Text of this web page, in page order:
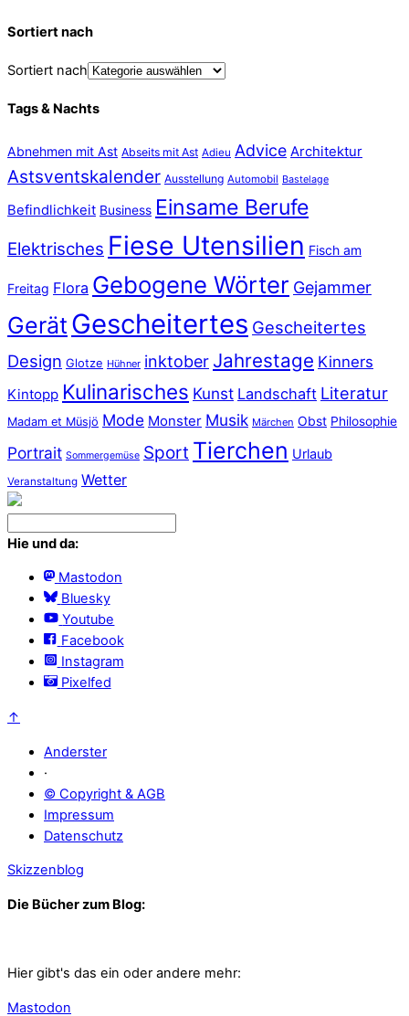
Sortiert nach
Sortiert nach
Tags & Nachts
Abnehmen mit Ast Abseits mit Ast Adieu Advice Architektur
Astsventskalender Ausstellung Automobil Bastelage
Befindlichkeit Business Einsame Berufe
Elektrisches Fiese Utensilien Fisch am
Freitag Flora Gebogene Wörter Gejammer
Gerät Gescheitertes Gescheitertes
Design Glotze Hühner inktober Jahrestage Kinners
Kintopp Kulinarisches Kunst Landschaft Literatur
Madam et Müsjö Mode Monster Musik Märchen Obst Philosophie
Portrait Sommergemüse Sport Tierchen Urlaub
Veranstaltung Wetter
Hie und da:
Mastodon
Bluesky
Youtube
Facebook
Instagram
Pixelfed
↑
Anderster
·
© Copyright & AGB
Impressum
Datenschutz
Skizzenblog
Die Bücher zum Blog:
Hier gibt's das ein oder andere mehr:
Mastodon